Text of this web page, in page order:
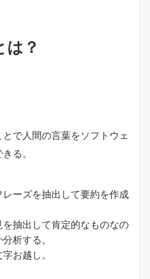
は？
で人間の言葉をソフトウェ
る。
ーズを抽出して要約を作成
抽出して肯定的なものなの
析する。
お越し。